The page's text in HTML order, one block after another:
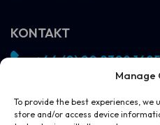
Manage
To provide the best experiences, we
store and/or access device
KONTAKT
+44 (0) 20 8308 1695
info@vivosight.com
Folgen!
DEMO VEREINBAREN